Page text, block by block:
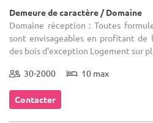
Demeure de caractère / Domaine
Domaine réception : Toutes
sont envisageables en profitant de
des bois d'exception Logement sur
30-2000 10 max
Contacter